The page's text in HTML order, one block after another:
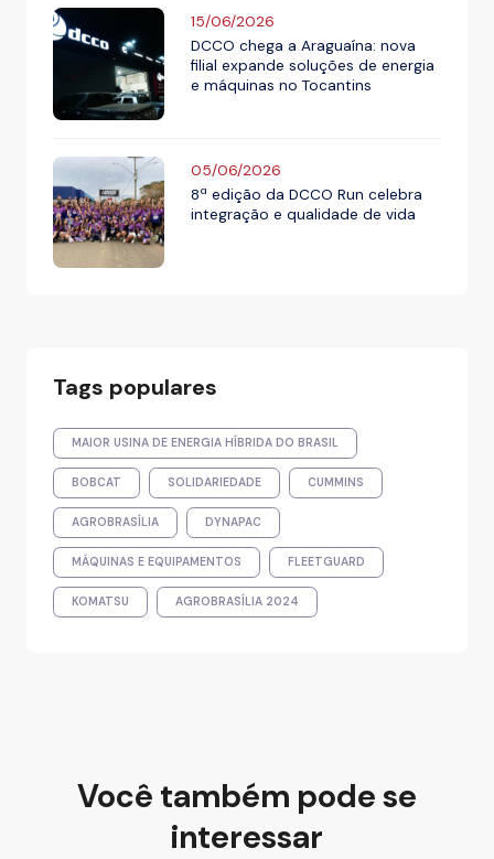
15/06/2026
DCCO chega a Araguaína: nova
filial expande soluções de energia
e máquinas no Tocantins
05/06/2026
8ª edição da DCCO Run celebra
integração e qualidade de vida
Tags populares
MAIOR USINA DE ENERGIA HÍBRIDA DO BRASIL
BOBCAT SOLIDARIEDADE CUMMINS
AGROBRASÍLIA DYNAPAC
MÁQUINAS E EQUIPAMENTOS FLEETGUARD
KOMATSU AGROBRASÍLIA 2024
Você também pode se
interessar